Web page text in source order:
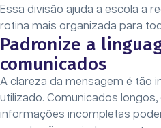
Essa divisão ajuda a escola a
rotina mais organizada para
Padronize a
comunicados
A clareza da mensagem é tão
utilizado. Comunicados
informações incompletas